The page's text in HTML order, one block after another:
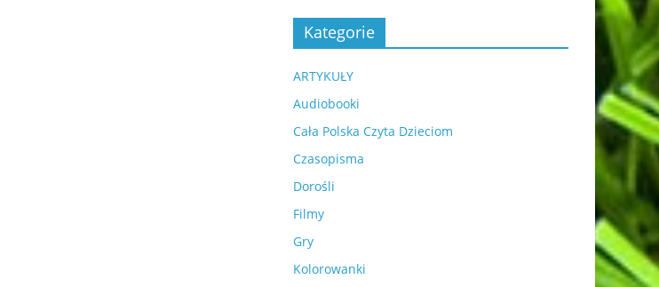
Kategorie
ARTYKUŁY
Audiobooki
Cała Polska Czyta Dzieciom
Czasopisma
Dorośli
Filmy
Gry
Kolorowanki